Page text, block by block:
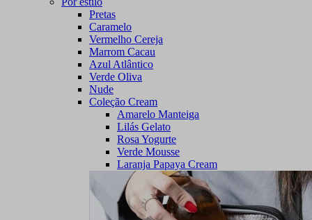
Pretas
Caramelo
Vermelho Cereja
Marrom Cacau
Azul Atlântico
Verde Oliva
Nude
Coleção Cream
Amarelo Manteiga
Lilás Gelato
Rosa Yogurte
Verde Mousse
Laranja Papaya Cream